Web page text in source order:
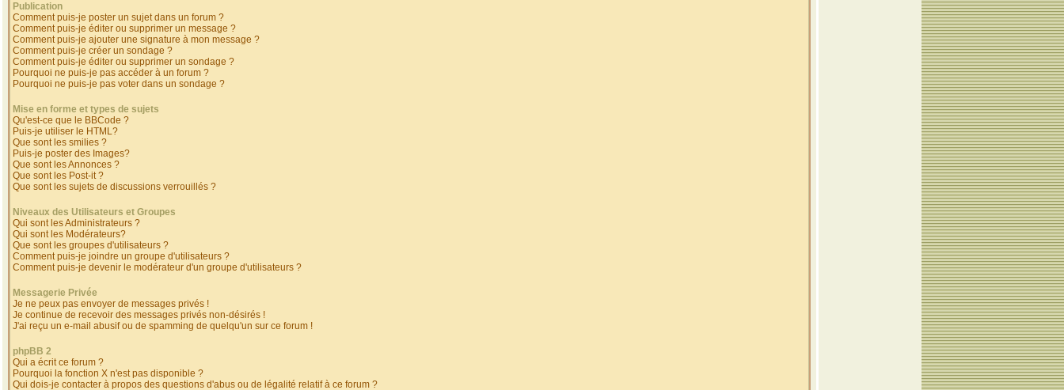
Publication
Comment puis-je poster un sujet dans un forum ?
Comment puis-je éditer ou supprimer un message ?
Comment puis-je ajouter une signature à mon message ?
Comment puis-je créer un sondage ?
Comment puis-je éditer ou supprimer un sondage ?
Pourquoi ne puis-je pas accéder à un forum ?
Pourquoi ne puis-je pas voter dans un sondage ?
Mise en forme et types de sujets
Qu'est-ce que le BBCode ?
Puis-je utiliser le HTML?
Que sont les smilies ?
Puis-je poster des Images?
Que sont les Annonces ?
Que sont les Post-it ?
Que sont les sujets de discussions verrouillés ?
Niveaux des Utilisateurs et Groupes
Qui sont les Administrateurs ?
Qui sont les Modérateurs?
Que sont les groupes d'utilisateurs ?
Comment puis-je joindre un groupe d'utilisateurs ?
Comment puis-je devenir le modérateur d'un groupe d'utilisateurs ?
Messagerie Privée
Je ne peux pas envoyer de messages privés !
Je continue de recevoir des messages privés non-désirés !
J'ai reçu un e-mail abusif ou de spamming de quelqu'un sur ce forum !
phpBB 2
Qui a écrit ce forum ?
Pourquoi la fonction X n'est pas disponible ?
Qui dois-je contacter à propos des questions d'abus ou de légalité relatif à ce forum ?